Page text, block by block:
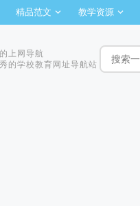
精品范文 教学资源
上网导航
的学校教育网址导航站